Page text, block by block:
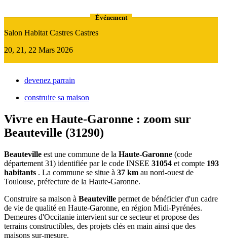
Événement
Salon Habitat Castres Castres
20, 21, 22 Mars 2026
devenez parrain
construire sa maison
Vivre en Haute-Garonne : zoom sur
Beauteville (31290)
Beauteville est une commune de la Haute-Garonne (code
département 31) identifiée par le code INSEE 31054 et compte 193
habitants . La commune se situe à 37 km au nord-ouest de
Toulouse, préfecture de la Haute-Garonne.
Construire sa maison à Beauteville permet de bénéficier d'un cadre
de vie de qualité en Haute-Garonne, en région Midi-Pyrénées.
Demeures d'Occitanie intervient sur ce secteur et propose des
terrains constructibles, des projets clés en main ainsi que des
maisons sur-mesure.